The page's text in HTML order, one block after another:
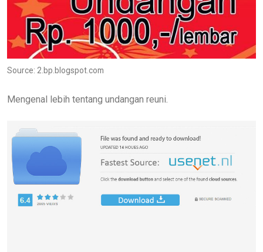
Source: 2.bp.blogspot.com
Mengenal lebih tentang undangan reuni.